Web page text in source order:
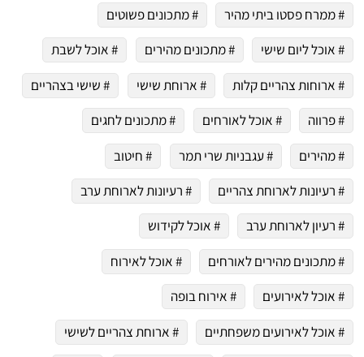
# ממרח פסטו ביתי מהיר
# מתכונים פשוטים
# אוכל ליום שישי
# מתכונים מהירים
# אוכל לשבת
# ארוחות צהריים קלות
# ארוחת שישי
# שישי בצהריים
# פרווה
# אוכל לאורחים
# מתכונים לחגים
# מהירים
# עגבניות שרי תמר
# חיטוב
# רעיונות לארוחת צהריים
# רעיונות לארוחת ערב
# רעיון לארוחת ערב
# אוכל לקידוש
# מתכונים מהירים לאורחים
# אוכל לאירוח
# אוכל לאירועים
# אירוח בופה
# אוכל לאירועים משפחתיים
# ארוחת צהריים לשישי